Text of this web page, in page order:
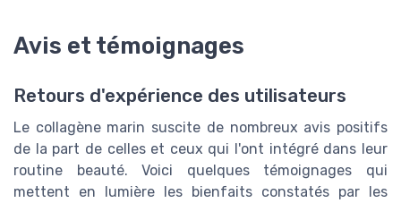
Avis et témoignages
Retours d'expérience des utilisateurs
Le collagène marin suscite de nombreux avis positifs
de la part de celles et ceux qui l'ont intégré dans leur
routine beauté. Voici quelques témoignages qui
mettent en lumière les bienfaits constatés par les